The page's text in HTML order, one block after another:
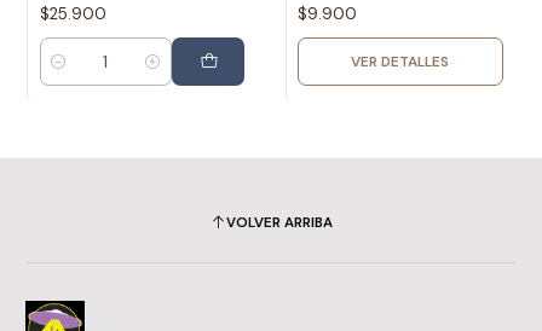
$25.900
Cantidad
$9.900
VER DETALLES
VOLVER ARRIBA